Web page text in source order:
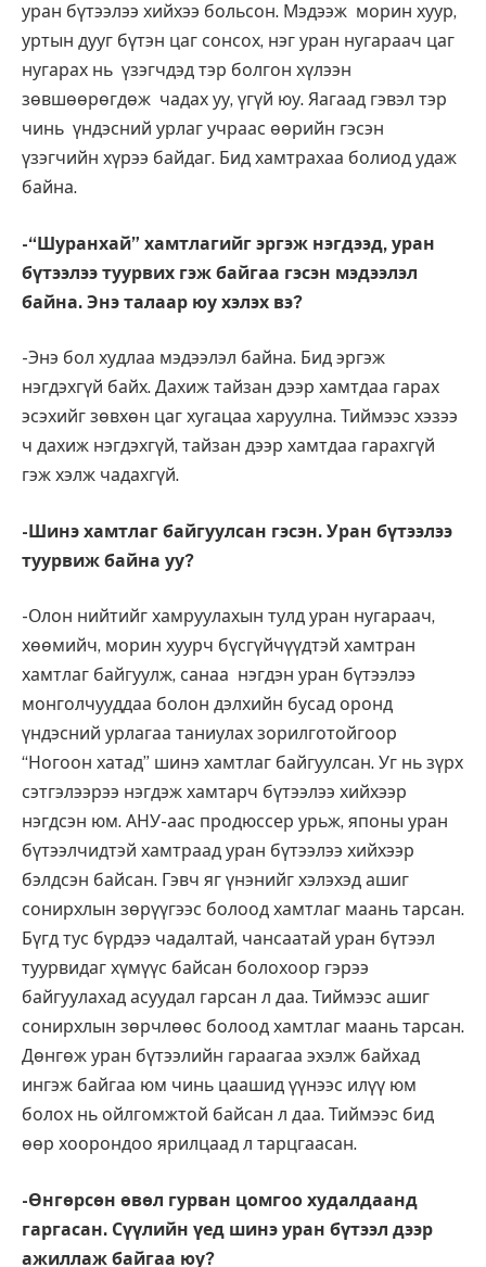
уран бүтээлээ хийхээ больсон. Мэдээж морин хуур,
уртын дууг бүтэн цаг сонсох, нэг уран нугараач цаг
нугарах нь үзэгчдэд тэр болгон хүлээн
зөвшөөрөгдөж чадах уу, үгүй юу. Яагаад гэвэл тэр
чинь үндэсний урлаг учраас өөрийн гэсэн
үзэгчийн хүрээ байдаг. Бид хамтрахаа болиод удаж
байна.
-“Шуранхай” хамтлагийг эргэж нэгдээд, уран
бүтээлээ туурвих гэж байгаа гэсэн мэдээлэл
байна. Энэ талаар юу хэлэх вэ?
-Энэ бол худлаа мэдээлэл байна. Бид эргэж
нэгдэхгүй байх. Дахиж тайзан дээр хамтдаа гарах
эсэхийг зөвхөн цаг хугацаа харуулна. Тиймээс хэзээ
ч дахиж нэгдэхгүй, тайзан дээр хамтдаа гарахгүй
гэж хэлж чадахгүй.
-Шинэ хамтлаг байгуулсан гэсэн. Уран бүтээлээ
туурвиж байна уу?
-Олон нийтийг хамруулахын тулд уран нугараач,
хөөмийч, морин хуурч бүсгүйчүүдтэй хамтран
хамтлаг байгуулж, санаа нэгдэн уран бүтээлээ
монголчууддаа болон дэлхийн бусад оронд
үндэсний урлагаа таниулах зорилготойгоор
“Ногоон хатад” шинэ хамтлаг байгуулсан. Уг нь зүрх
сэтгэлээрээ нэгдэж хамтарч бүтээлээ хийхээр
нэгдсэн юм. АНУ-аас продюссер урьж, японы уран
бүтээлчидтэй хамтраад уран бүтээлээ хийхээр
бэлдсэн байсан. Гэвч яг үнэнийг хэлэхэд ашиг
сонирхлын зөрүүгээс болоод хамтлаг маань тарсан.
Бүгд тус бүрдээ чадалтай, чансаатай уран бүтээл
туурвидаг хүмүүс байсан болохоор гэрээ
байгуулахад асуудал гарсан л даа. Тиймээс ашиг
сонирхлын зөрчлөөс болоод хамтлаг маань тарсан.
Дөнгөж уран бүтээлийн гараагаа эхэлж байхад
ингэж байгаа юм чинь цаашид үүнээс илүү юм
болох нь ойлгомжтой байсан л даа. Тиймээс бид
өөр хоорондоо ярилцаад л тарцгаасан.
-Өнгөрсөн өвөл гурван цомгоо худалдаанд
гаргасан. Сүүлийн үед шинэ уран бүтээл дээр
ажиллаж байгаа юу?